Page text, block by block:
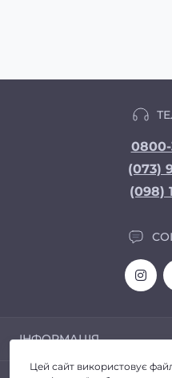
0800-
(073)
(098)
ІНФОРМАЦІЯ
Доставка та Оплата
Цей сайт використовує